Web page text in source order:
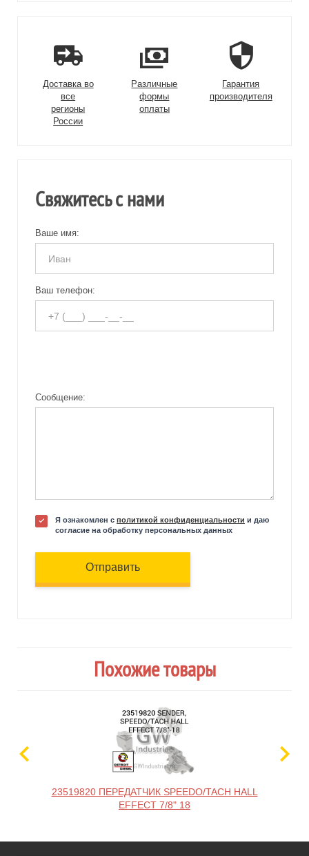
Доставка во
все
регионы
России
Различные
формы
оплаты
Гарантия
производителя
Свяжитесь с нами
Ваше имя:
Ваш телефон:
Сообщение:
Я ознакомлен с политикой конфиденциальности и даю
согласие на обработку персональных данных
Отправить
Похожие товары
23519820 ПЕРЕДАТЧИК SPEEDO/TACH HALL
EFFECT 7/8" 18